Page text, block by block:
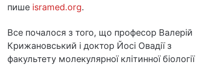
пише isramed.org.
Все почалося з того, що професор Валерій
Крижановський і доктор Йосі Овадії з
факультету молекулярної клітинної біології